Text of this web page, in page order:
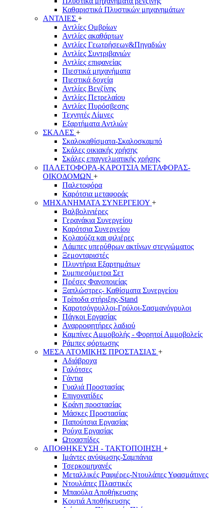
Καθαριστικά Πλυστικών μηχανημάτων
ΑΝΤΛΙΕΣ +
Αντλίες Ομβρίων
Αντλίες ακαθάρτων
Αντλίες Γεωτρήσεων&Πηγαδιών
Αντλίες Συντριβανιών
Αντλίες επιφανείας
Πιεστικά μηχανήματα
Πιεστικά δοχεία
Αντλίες Βενζίνης
Αντλίες Πετρελαίου
Αντλίες Πυρόσβεσης
Τεχνητές Λίμνες
Εξαρτήματα Αντλιών
ΣΚΑΛΕΣ +
Σκαλοκαθίσματα-Σκαλοσκαμπό
Σκάλες οικιακής χρήσης
Σκάλες επαγγελματικής χρήσης
ΠΑΛΕΤΟΦΟΡΑ-ΚΑΡΟΤΣΙΑ ΜΕΤΑΦΟΡΑΣ-
ΟΙΚΟΔΟΜΩΝ +
Παλετοφόρα
Καρότσια μεταφοράς
ΜΗΧΑΝΗΜΑΤΑ ΣΥΝΕΡΓΕΙΟΥ +
Βαλβολινιέρες
Γερανάκια Συνεργείου
Καρότσια Συνεργείου
Κολαούζα και φιλιέρες
Λάμπες υπερύθρων ακτίνων στεγνώματος
Ξεμονταριστές
Πλυντήρια Εξαρτημάτων
Συμπιεσόμετρα Σετ
Πρέσες Φανοποιείας
Ξαπλώστρες- Καθίσματα Συνεργείου
Τρίποδα στήριξης-Stand
Καροτσόγρυλλοι-Γρύλοι-Σασμανόγρυλοι
Πάγκοι Εργασίας
Αναρροφητήρες λαδιού
Καμπίνες Αμμοβολής - Φορητοί Αμμοβολείς
Ράμπες φόρτωσης
ΜΕΣΑ ΑΤΟΜΙΚΗΣ ΠΡΟΣΤΑΣΙΑΣ +
Αδιάβροχα
Γαλότσες
Γάντια
Γυαλιά Προστασίας
Επιγονατίδες
Κράνη προστασίας
Μάσκες Προστασίας
Παπούτσια Εργασίας
Ρούχα Εργασίας
Ωτοασπίδες
ΑΠΟΘΗΚΕΥΣΗ - ΤΑΚΤΟΠΟΙΗΣΗ +
Ιμάντες ανύψωσης-Σαμπάνια
Τσερκομηχανές
Μεταλλικές Ραφιέρες-Ντουλάπες Υφασμάτινες
Ντουλάπες Πλαστικές
Μπαούλα Αποθήκευσης
Κουτιά Αποθήκευσης